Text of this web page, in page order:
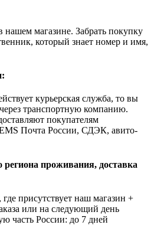
нашем магазине. Забрать покупку
который знает номер и имя,
курьерская служба, то вы
транспортную компанию.
покупателям
Почта России, СДЭК, авито-
региона проживания, доставка
где присутствует наш магазин +
или на следующий день
часть России: до 7 дней